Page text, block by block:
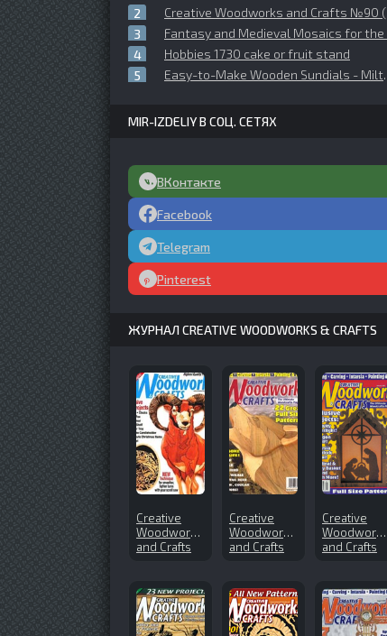
Creative Woodworks and Crafts №90 (2003-03)
Fantasy and Medieval Mosaics for the Scroll Saw
Hobbies 1730 cake or fruit stand
Easy-to-Make Wooden Sundials - Milton Stoneman
MIR-IZDELIY В СОЦ. СЕТЯХ
ВКонтакте
Facebook
Telegram
Pinterest
ЖУРНАЛ CREATIVE WOODWORKS & CRAFTS
Creative
Woodworks
and Crafts
Creative
Woodworks
and Crafts
Creative
Woodworks
and Crafts